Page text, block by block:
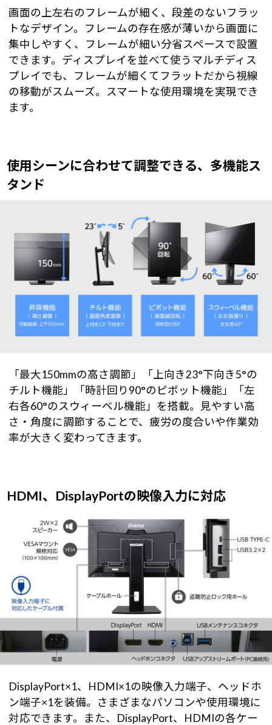
画面の上左右のフレームが細く、段差のないフラッ
トなデザイン。フレームの存在感が薄いから画面に
集中しやすく、フレームが細い分省スペースで設置
できます。ディスプレイを並べて使うマルチディス
プレイでも、フレームが細くてフラットだから視線
の移動がスムーズ。スマートな使用環境を実現でき
ます。
使用シーンに合わせて調整できる、多機能ス
タンド
「最大150mmの高さ調節」「上向き23°下向き5°の
チルト機能」「時計回り90°のピボット機能」「左
右各60°のスウィーベル機能」を搭載。見やすい高
さ・角度に調節することで、疲労の度合いや作業効
率が大きく変わってきます。
HDMI、DisplayPortの映像入力に対応
DisplayPort×1、HDMI×1の映像入力端子、ヘッドホ
ン端子×1を装備。さまざまなパソコンや使用環境に
対応できます。また、DisplayPort、HDMIの各ケー